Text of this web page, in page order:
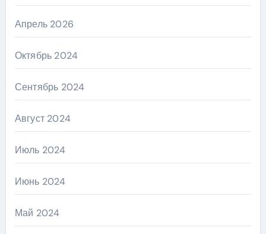
Апрель 2026
Октябрь 2024
Сентябрь 2024
Август 2024
Июль 2024
Июнь 2024
Май 2024